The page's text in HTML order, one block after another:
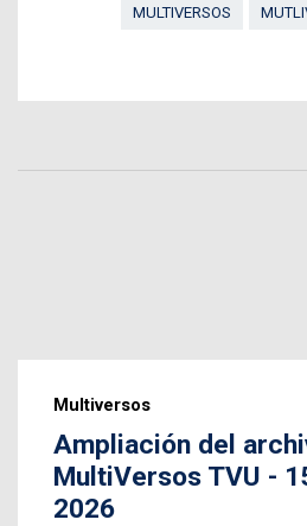
MULTIVERSOS
Multiversos
Ampliación del
MultiVersos TVU -
2026